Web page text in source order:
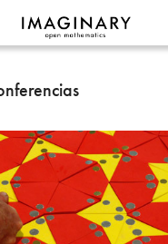
Français
한국어
Español
Türkçe
Programas
Interactivos
Películas
Textos
Exposiciones
Proyectos
Contacto
Crear nueva cuenta
una nueva contraseña